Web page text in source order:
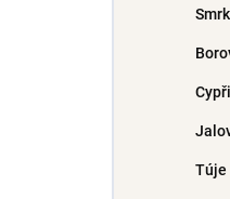
Smrk
Túje